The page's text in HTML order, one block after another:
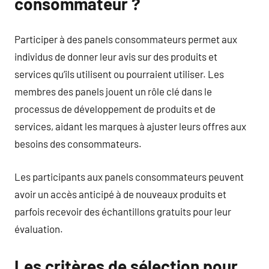
Participer à des panels consommateurs permet aux
individus de donner leur avis sur des produits et
services qu’ils utilisent ou pourraient utiliser. Les
membres des panels jouent un rôle clé dans le
processus de développement de produits et de
services, aidant les marques à ajuster leurs offres aux
besoins des consommateurs.
Les participants aux panels consommateurs peuvent
avoir un accès anticipé à de nouveaux produits et
parfois recevoir des échantillons gratuits pour leur
évaluation.